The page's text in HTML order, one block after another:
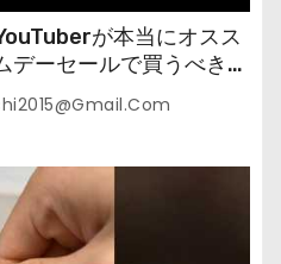
が本当にオスス
ーセールで買うべきも